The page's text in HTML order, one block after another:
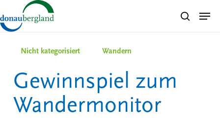
to
main
search
Nicht kategorisiert Wandern
Gewinnspiel zum
Wandermonitor